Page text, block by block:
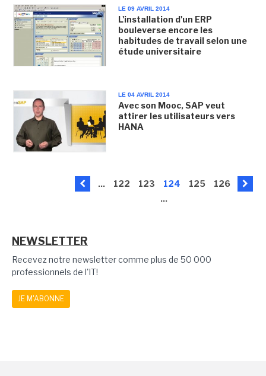
LE 09 AVRIL 2014
L'installation d'un ERP
bouleverse encore les
habitudes de travail selon une
étude universitaire
LE 04 AVRIL 2014
Avec son Mooc, SAP veut
attirer les utilisateurs vers
HANA
... 122 123 124 125
126
...
NEWSLETTER
Recevez notre newsletter comme plus de 50 000
professionnels de l'IT!
JE M'ABONNE